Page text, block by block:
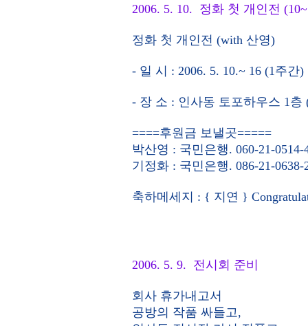
2006. 5. 10. 정화 첫 개인전
정화 첫 개인전 (with 산영)
- 일 시 : 2006. 5. 10.~ 16 (1주간)
- 장 소 : 인사동 토포하우스 1층
====후원금 보낼곳=====
박산영 : 국민은행. 060-21-0514-
기정화 : 국민은행. 086-21-0638-
축하메세지 : { 지연 }
2006. 5. 9. 전시회 준비
회사 휴가내고서
공방의 작품 싸들고,